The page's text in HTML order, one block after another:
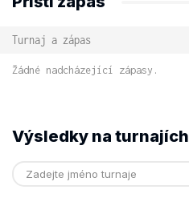
Turnaj a zápas
Žádné nadcházející zápasy.
Výsledky na turnajích